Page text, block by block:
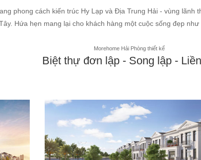
phong cách kiến trúc Hy Lạp và Địa Trung Hải - vùng
Hứa hẹn mang lại cho khách hàng một cuộc sống đẹp
Morehome Hải Phòng thiết kế
Biệt thự đơn lập - Song lập -